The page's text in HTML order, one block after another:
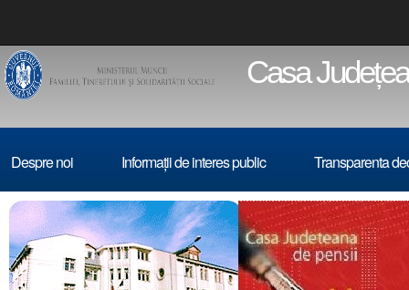
Casa
Despre noi Informații de interes public Transparenta